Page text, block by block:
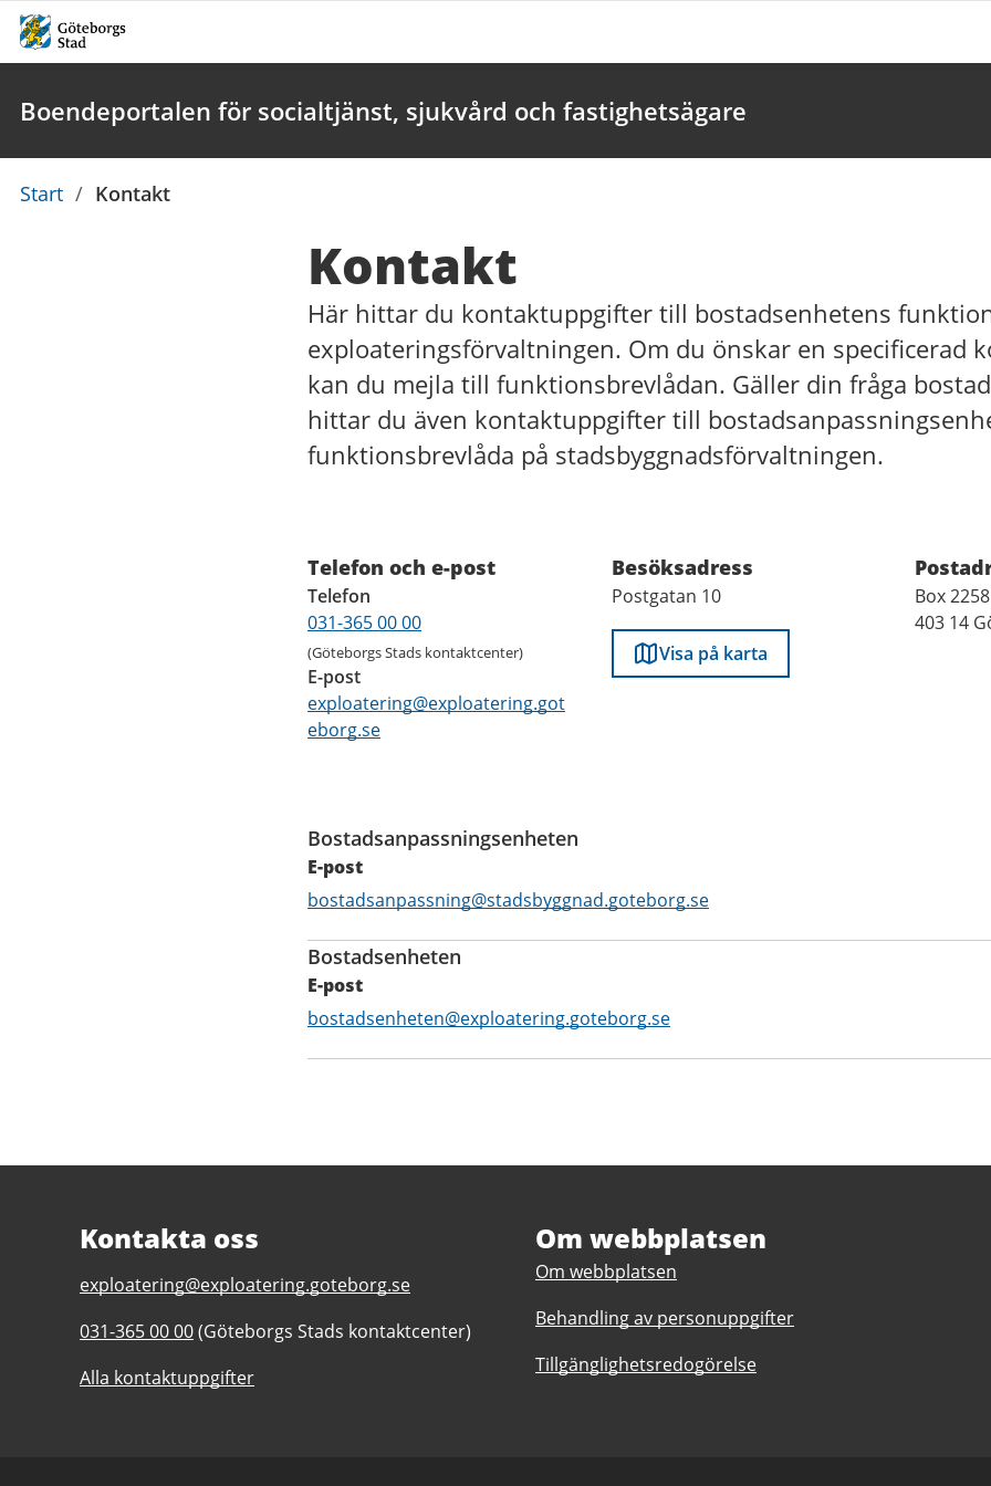
Boendeportalen för socialtjänst, sjukvård och fastighetsägare
Du
Start / Kontakt
Kontakt
Här hittar du kontaktuppgifter till bostadsenhetens
exploateringsförvaltningen. Om du önskar en specificerad
kan du mejla till funktionsbrevlådan. Gäller din fråga
hittar du även kontaktuppgifter till
funktionsbrevlåda på stadsbyggnadsförvaltningen.
Kontaktuppgifter
Telefon och e-post
Telefon
031-365 00 00
(Göteborgs Stads kontaktcenter)
E-post
exploatering@exploatering.got
eborg.se
Besöksadress
Postgatan 10
Visa på karta
Box 2258
403 14
Bostadsanpassningsenheten
E-post
E-
bostadsanpassning@stadsbyggnad.goteborg.se
Bostadsenheten
E-post
E-
bostadsenheten@exploatering.goteborg.se
Kontakta oss
E-
till
Exploateringsförvaltningens
bostadsavdelning
exploatering@exploatering.goteborg.se
Telefonnummer
Exploateringsförvaltningens
031-365 00 00(Göteborgs Stads kontaktcenter)
Alla kontaktuppgifter
Om webbplatsen
Om webbplatsen
Behandling av personuppgifter
Tillgänglighetsredogörelse